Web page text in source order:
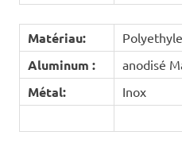
Matériau:
Aluminum : anodisé
Métal: Inox